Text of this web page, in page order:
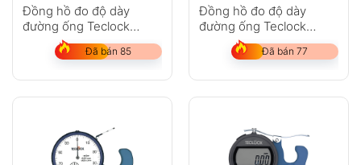
Đồng hồ đo độ dày
đường ống Teclock
TPM-617
Đã bán 85
Đồng hồ đo độ dày
đường ống Teclock
TPM-618
Đã bán 77